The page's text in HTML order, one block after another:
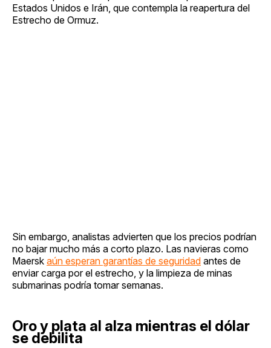
Estados Unidos e Irán, que contempla la reapertura del
Estrecho de Ormuz.
Sin embargo, analistas advierten que los precios podrían
no bajar mucho más a corto plazo. Las navieras como
Maersk aún esperan garantías de seguridad antes de
enviar carga por el estrecho, y la limpieza de minas
submarinas podría tomar semanas.
Oro y plata al alza mientras el dólar
se debilita